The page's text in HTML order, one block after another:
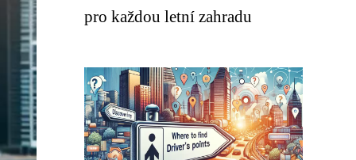
pro každou letní zahradu